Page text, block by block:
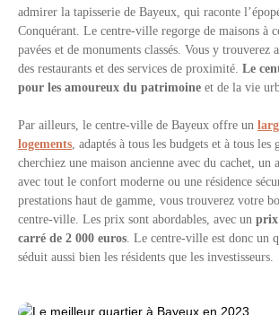
admirer la tapisserie de Bayeux, qui raconte
Conquérant. Le centre-ville regorge de maisons à
pavées et de monuments classés. Vous y trouverez
des restaurants et des services de proximité. Le
pour les amoureux du patrimoine et de la vie
Par ailleurs, le centre-ville de Bayeux offre un
logements , adaptés à tous les budgets et à tous les
cherchiez une maison ancienne avec du cachet, un
avec tout le confort moderne ou une résidence
prestations haut de gamme, vous trouverez votre
centre-ville. Les prix sont abordables, avec un prix
carré de 2 000 euros . Le centre-ville est donc un
séduit aussi bien les résidents que les investisseurs.